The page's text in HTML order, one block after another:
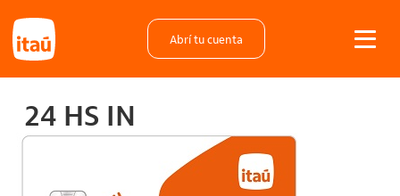
Abrí tu cuenta
24 HS IN